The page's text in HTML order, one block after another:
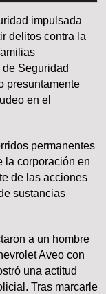
impulsada
delitos contra la
Seguridad
presuntamente
en el
permanentes
la corporación en
de las acciones
sustancias
a un hombre
Aveo con
una actitud
Tras marcarle